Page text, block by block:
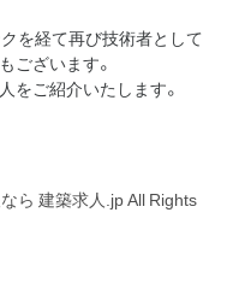
を経て再び技術者として
ございます。
をご紹介いたします。
ら 建築求人.jp All Rights